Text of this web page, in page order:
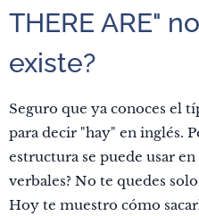
THERE ARE"
existe?
Seguro que ya conoces el
para decir "hay" en inglés.
estructura se puede usar
verbales? No te quedes
Hoy te muestro cómo